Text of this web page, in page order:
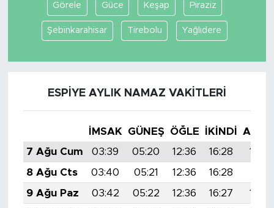
Görele Güce Keşap Piraziz
Şebinkarahisar Tirebolu Yağlıdere
ESPIYE AYLIK NAMAZ VAKITLERI
İMSAK GÜNEŞ ÖĞLE İKINDI
7 Ağu Cum
03:39 05:20 12:36 16:28
19:42
8 Ağu Cts
03:40 05:21 12:36 16:28
9 Ağu Paz
03:42 05:22 12:36 16:27
19:40